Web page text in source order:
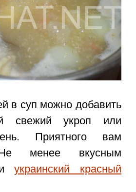
в суп можно добавить
свежий укроп или
Приятного вам
менее вкусным
иукраинский красный